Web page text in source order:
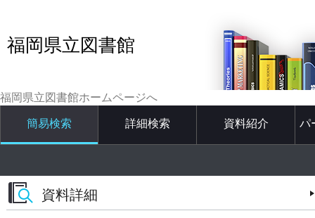
福岡県立図書館
福岡県立図書館ホームページへ
簡易検索 詳細検索 資料紹介 パ
資料詳細